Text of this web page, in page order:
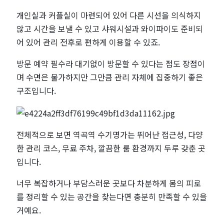
개인실과 커플실이 마련되어 있어 다른 시선을 의식하지
않고 시간을 보낼 수 있고 샤워시설과 와이파이도 준비되
어 있어 관리 전후로 편하게 이용할 수 있죠.
방문 예약 필수라 대기없이 방문할 수 있다는 점도 장점이
며 수면은 불가하지만 그만큼 관리 자체에 집중하기 좋은
구조입니다.
전체적으로 보면 역곡역 수기명가는 뛰어난 접근성, 다양
한 관리 코스, 무료 주차, 깔끔한 룸 환경까지 두루 갖춘 곳
입니다.
너무 복잡하거나 부담스러운 곳보다 차분하게 몸의 피로
를 정리할 수 있는 공간을 찾는다면 충분히 만족할 수 있을
거예요.